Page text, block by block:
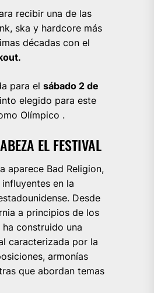
recibir una de las
ska y hardcore más
décadas con el
para el sábado 2 de
elegido para este
Olímpico .
EL FESTIVAL
aparece Bad Religion,
en la
Desde
a principios de los
construido una
caracterizada por la
armonías
que abordan temas